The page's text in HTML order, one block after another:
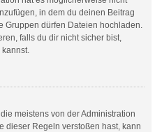
in dem du deinen Beitrag
Gruppen dürfen Dateien hochladen.
falls du dir nicht sicher bist,
meistens von der Administration
dieser Regeln verstoßen hast, kann